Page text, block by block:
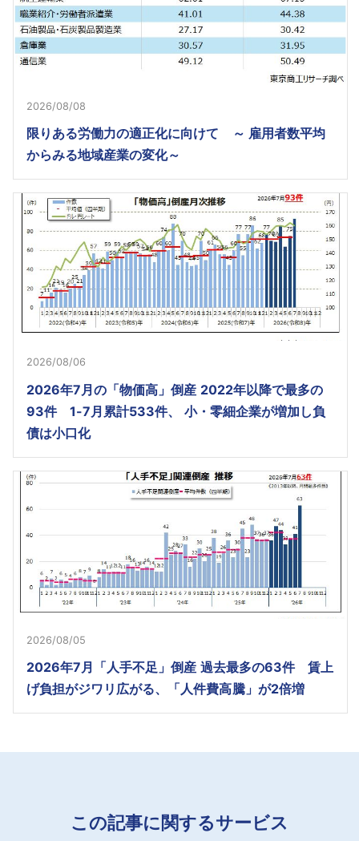
2026/08/08
限りある労働力の適正化に向けて ～ 雇用者数平均
からみる地域産業の変化～
2026/08/06
2026年7月の「物価高」倒産 2022年以降で最多の
93件 1-7月累計533件、 小・零細企業が増加し負
債は小口化
2026/08/05
2026年7月「人手不足」倒産 過去最多の63件 賃上
げ負担がジワリ広がる、「人件費高騰」が2倍増
この記事に関するサービス